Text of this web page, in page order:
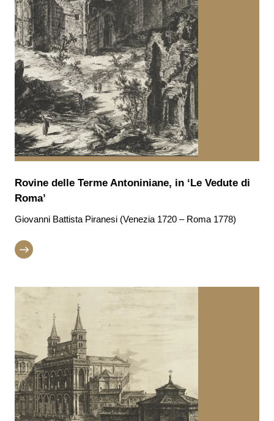
Rovine delle Terme Antoniniane, in ‘Le Vedute di
Roma’
Giovanni Battista Piranesi (Venezia 1720 – Roma 1778)